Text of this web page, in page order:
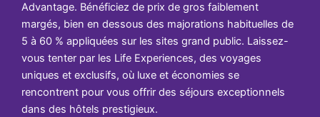
Advantage. Bénéficiez de prix de gros faiblement
margés, bien en dessous des majorations habituelles de
5 à 60 % appliquées sur les sites grand public. Laissez-
vous tenter par les Life Experiences, des voyages
uniques et exclusifs, où luxe et économies se
rencontrent pour vous offrir des séjours exceptionnels
dans des hôtels prestigieux.